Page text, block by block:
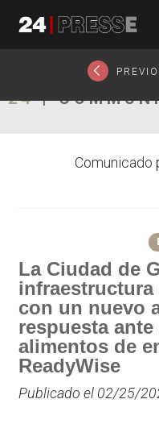
24|
Comunicado
La Ciudad de
infraestructura
con un nuevo
respuesta
alimentos de
ReadyWise
Publicado el 02/25/